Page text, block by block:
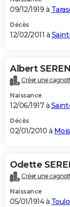
09/12/1919 à
Décès
12/02/2011 à
Albert
Créer une
Naissance
12/06/1917 à
Décès
02/01/2010 à
Odette
Créer une
Naissance
05/01/1914 à